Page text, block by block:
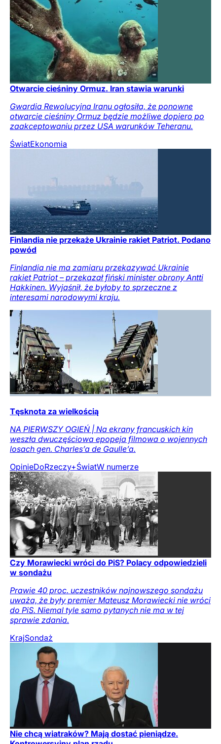
Otwarcie cieśniny Ormuz. Iran stawia warunki
Gwardia Rewolucyjna Iranu ogłosiła, że ponowne
otwarcie cieśniny Ormuz będzie możliwe dopiero po
zaakceptowaniu przez USA warunków Teheranu.
ŚwiatEkonomia
Finlandia nie przekaże Ukrainie rakiet Patriot. Podano
powód
Finlandia nie ma zamiaru przekazywać Ukrainie
rakiet Patriot – przekazał fiński minister obrony Antti
Hakkinen. Wyjaśnił, że byłoby to sprzeczne z
interesami narodowymi kraju.
Tęsknota za wielkością
NA PIERWSZY OGIEŃ | Na ekrany francuskich kin
weszła dwuczęściowa epopeja filmowa o wojennych
losach gen. Charles’a de Gaulle’a.
OpinieDoRzeczy+ŚwiatW numerze
Czy Morawiecki wróci do PiS? Polacy odpowiedzieli
w sondażu
Prawie 40 proc. uczestników najnowszego sondażu
uważa, że były premier Mateusz Morawiecki nie wróci
do PiS. Niemal tyle samo pytanych nie ma w tej
sprawie zdania.
KrajSondaż
Nie chcą wiatraków? Mają dostać pieniądze.